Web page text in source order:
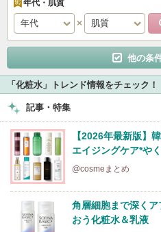
年代・肌質
他の条
「化粧水」トレンド情報をチェック！
記事・特集
【2026年最新版】
エイジングケア*や
@cosmeまとめ
角層細胞まで深く
おう化粧水＆乳液